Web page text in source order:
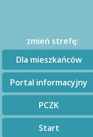
zmień strefę:
Dla mieszkańców
Portal informacyjny
PCZK
Start